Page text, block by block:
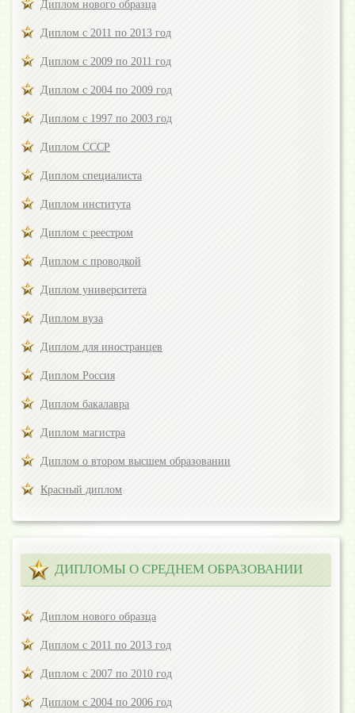
Диплом нового образца
Диплом с 2011 по 2013 год
Диплом с 2009 по 2011 год
Диплом с 2004 по 2009 год
Диплом с 1997 по 2003 год
Диплом СССР
Диплом специалиста
Диплом института
Диплом с реестром
Диплом с проводкой
Диплом университета
Диплом вуза
Диплом для иностранцев
Диплом Россия
Диплом бакалавра
Диплом магистра
Диплом о втором высшем образовании
Красный диплом
ДИПЛОМЫ О СРЕДНЕМ ОБРАЗОВАНИИ
Диплом нового образца
Диплом с 2011 по 2013 год
Диплом с 2007 по 2010 год
Диплом с 2004 по 2006 год